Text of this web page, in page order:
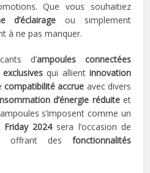
Que vous souhaitiez
d’éclairage ou simplement
à ne pas manquer.
d’ampoules connectées
qui allient innovation
compatibilité accrue avec divers
d’énergie réduiteet
s’imposent comme un
Friday 2024sera l’occasion de
offrant des fonctionnalités